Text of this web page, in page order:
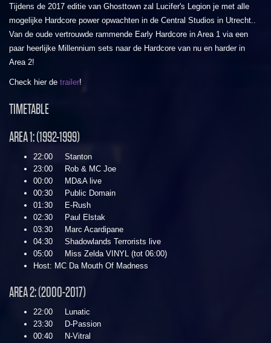
Tijdens de 2017 editie van Ghosttown zal Lucifer's Legion je met alle
mogelijke Hardcore power opwachten in de Central Studios in Utrecht..
Van de oude vertrouwde rammende Early Hardcore in Area 1 via een
paar heerlijke Millennium sets naar de Hardcore van nu en harder in
Area 2!
Check hier de trailer!
TIMETABLE
AREA 1: (1992-1999)
22:00 Stanton
23:00 Rob & MC Joe
00:00 MD&A live
00:30 Public Domain
01:30 E-Rush
02:30 Paul Elstak
03:30 Marc Acardipane
04:30 Shadowlands Terrorists live
05:00 Miss Zelda VINYL (tot 06:00)
Host: MC Da Mouth Of Madness
AREA 2: (2000-2017)
22:00 Lunatic
23:30 D-Passion
00:40 N-Vitral